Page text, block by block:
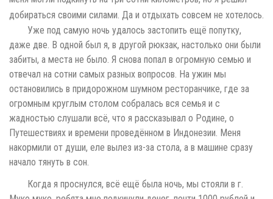
добираться своими силами. Да и отдыхать совсем не хотелось.
Уже под самую ночь удалось застопить ещё попутку,
даже две. В одной был я, в другой рюкзак, настолько они были
забиты, а места не было. Я снова попал в огромную семью и
отвечал на сотни самых разных вопросов. На ужин мы
остановились в придорожном шумном ресторанчике, где за
огромным круглым столом собралась вся семья и с
жадностью слушали всё, что я рассказывал о Родине, о
Путешествиях и времени проведённом в Индонезии. Меня
накормили от души, еле вылез из-за стола, а в машине сразу
начало тянуть в сон.
Когда я проснулся, всё ещё была ночь, мы стояли в г.